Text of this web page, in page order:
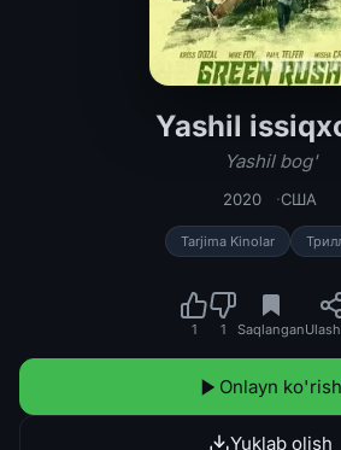
Yashil
Yashil issiqxona /
Yashil bog'
2020 США
Tarjima Kinolar
1 1 Saqlangan
Onlayn ko'rish
Yuklab olish